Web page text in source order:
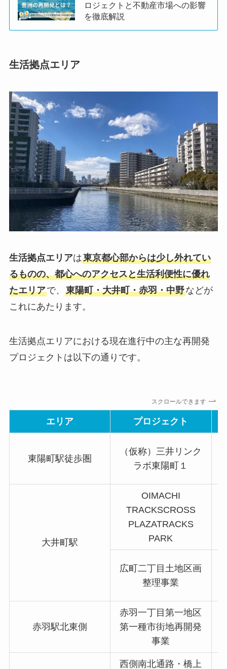
ロジェクトと不動産市場への影響
を徹底解説
生活拠点エリア
生活拠点エリアは東京都心部からは少し外れてい
るものの、都心へのアクセスと生活利便性に優れ
たエリアで、 東陽町・大井町・赤羽・中野などが
これにあたります。
生活拠点エリアにおける現在進行中の主な再開発
プロジェクトは以下の通りです。
スクロールできます
エリア プロジェクト
東陽町駅徒歩圏
（仮称）三井リンク
ラボ東陽町１
大井町駅
OIMACHI
TRACKSCROSS
PLAZATRACKS
PARK
広町二丁目土地区画
整理事業
赤羽駅北東側
赤羽一丁目第一地区
第一種市街地再開発
事業
西側南北通路・橋上